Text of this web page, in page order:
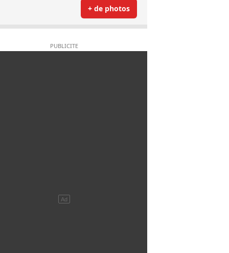
+ de photos